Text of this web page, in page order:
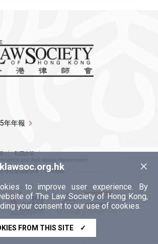
×
to improve user experience. By
of The Law Society of Hong Kong,
your consent to our use of cookies.
FROM THIS SITE ✓
年年報
私隱政策
and Anti-Sexual Harassment
律師會版權所有，不得轉載